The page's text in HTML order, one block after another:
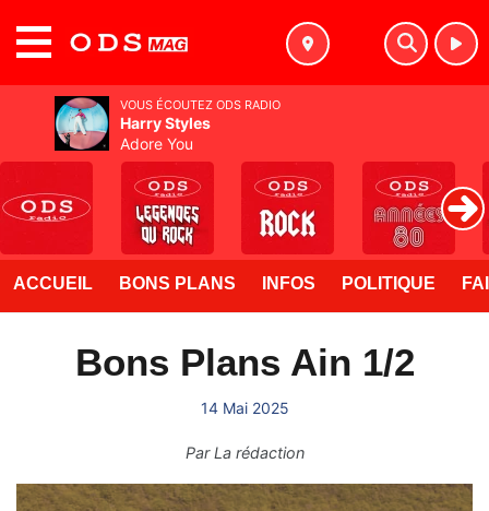
ACCUEIL BONS PLANS INFOS POLITIQUE
Bons Plans Ain 1/2
14 Mai 2025
ParLa rédaction
VOUS ÉCOUTEZ ODS RADIO
Harry Styles
Adore You